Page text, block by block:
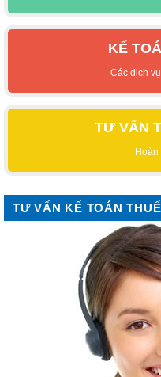
KẾ
Các dịch
TƯ VẤN
Hoàn
TƯ VẤN KẾ TOÁN THUẾ